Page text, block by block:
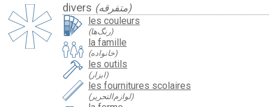
divers (متفرقه)
les couleurs
(رنگ‌ها)
la famille
(خانواده)
les outils
(ابزار)
les fournitures scolaires
(لوازم‌التحریر)